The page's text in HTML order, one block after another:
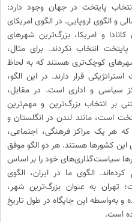
پایتخت در جهان وجود دارد:
و الگوی اروپایی. در الگوی امریکای
و امریکا، بزرگ‌ترین شهرهای
انتخاب نکردند. برای مثال،
شهرهای کوچک‌تری هستند که به لحاظ
قرار دارند. در این الگو،
سیاسی و اداری است. در مقابل،
بر انتخاب بزرگ‌ترین و مهم‌ترین
است، مانند لندن در انگلستان و
هر یک مراکز فرهنگی، اجتماعی،
کشورها هستند. هر دو الگو موفق
سیاست‌گذاری‌های خود را بر اساس
کرده‌اند. الگوی ما در ایران، الگوی
تهران به عنوان بزرگ‌ترین شهر،
و به‌واسطه این جایگاه در طول تاریخ
است.